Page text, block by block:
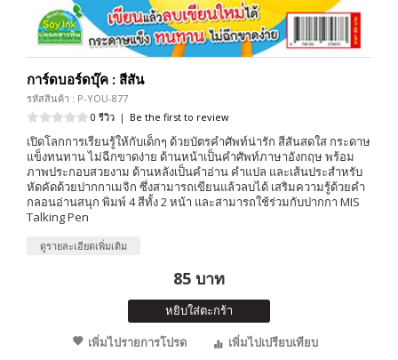
การ์ดบอร์ดบุ๊ค : สีสัน
รหัสสินค้า : P-YOU-877
0 รีวิว | Be the first to review
เปิดโลกการเรียนรู้ให้กับเด็กๆ ด้วยบัตรคำศัพท์น่ารัก สีสันสดใส กระดาษ
แข็งทนทาน ไม่ฉีกขาดง่าย ด้านหน้าเป็นคำศัพท์ภาษาอังกฤษ พร้อม
ภาพประกอบสวยงาม ด้านหลังเป็นคำอ่าน คำแปล และเส้นประสำหรับ
หัดคัดด้วยปากกาเมจิก ซึ่งสามารถเขียนแล้วลบได้ เสริมความรู้ด้วยคำ
กลอนอ่านสนุก พิมพ์ 4 สีทั้ง 2 หน้า และสามารถใช้ร่วมกับปากกา MIS
Talking Pen
ดูรายละเอียดเพิ่มเติม
85 บาท
หยิบใส่ตะกร้า
เพิ่มไปรายการโปรด
เพิ่มไปเปรียบเทียบ